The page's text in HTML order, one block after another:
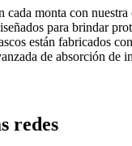
cada monta con
para brindar
están fabricados
de absorción de
redes